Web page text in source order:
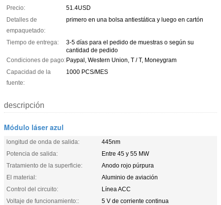
Precio:
51.4USD
Detalles de
empaquetado:
primero en una bolsa antiestática y luego en cartón
Tiempo de entrega:
3-5 días para el pedido de muestras o según su
cantidad de pedido
Condiciones de pago:Paypal, Western Union, T / T, Moneygram
Capacidad de la
fuente:
1000 PCS/MES
descripción
Módulo láser azul
longitud de onda de salida:
445nm
Potencia de salida:
Entre 45 y 55 MW
Tratamiento de la superficie:
Anodo rojo púrpura
El material:
Aluminio de aviación
Control del circuito:
Línea ACC
Voltaje de funcionamiento::
5 V de corriente continua